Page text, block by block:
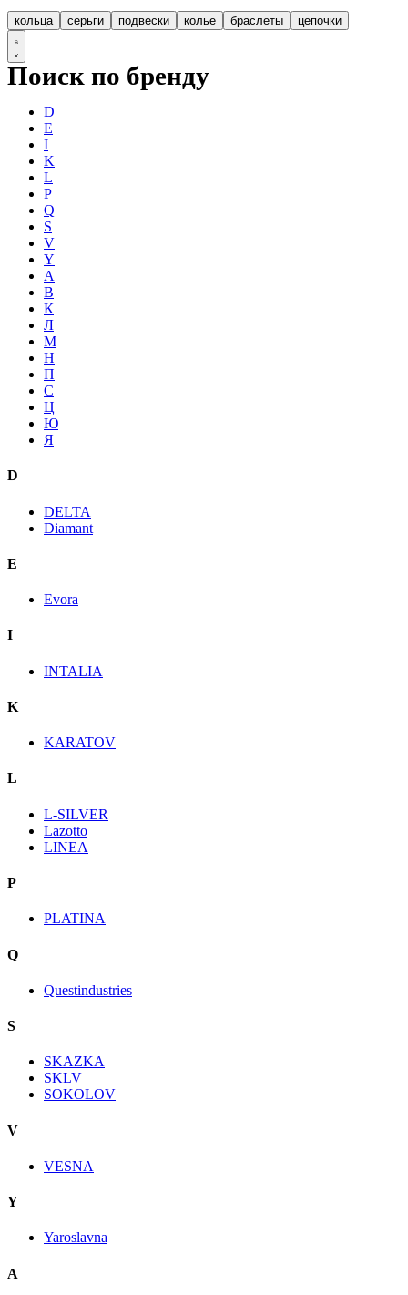
кольца серьги подвески колье браслеты цепочки
Поиск по бренду
D
E
I
K
L
P
Q
S
V
Y
А
В
К
Л
М
Н
П
С
Ц
Ю
Я
D
DELTA
Diamant
E
Evora
I
INTALIA
K
KARATOV
L
L-SILVER
Lazotto
LINEA
P
PLATINA
Q
Questindustries
S
SKAZKA
SKLV
SOKOLOV
V
VESNA
Y
Yaroslavna
А